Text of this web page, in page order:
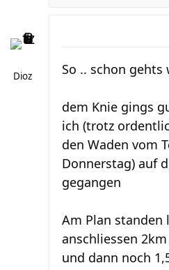
Dioz So .. schon gehts
dem Knie gings
ich (trotz
den Waden vom
Donnerstag) auf
gegangen
Am Plan standen
anschliessen
und dann noch